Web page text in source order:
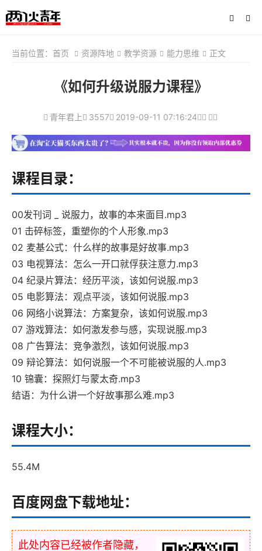
当前位置： 首页 资源阵地 教学资源 能力思维 正文
《如何升级说服力课程》
青年君上 3557 2019-09-11 07:16:24
课程目录：
00发刊词 _ 说服力，故事的本来面目.mp3
01 击碎标签，重塑你的个人形象.mp3
02 麦基公式：什么样的故事是好故事.mp3
03 电视算法：怎么一开口就俘获注意力.mp3
04 纪录片算法：经历平淡，该如何说服.mp3
05 电影算法：观点平淡，该如何说服.mp3
06 网络小说算法：方案复杂，该如何说服.mp3
07 游戏算法：如何激发参与感，实现说服.mp3
08 广告算法：竞争激烈，该如何说服.mp3
09 辩论算法：如何说服一个不可能被说服的人.mp3
10 锦囊：探照灯与蒙太奇.mp3
结语：为什么讲一个好故事那么难.mp3
课程大小：
55.4M
百度网盘下载地址：
此处内容已经被作者隐藏，